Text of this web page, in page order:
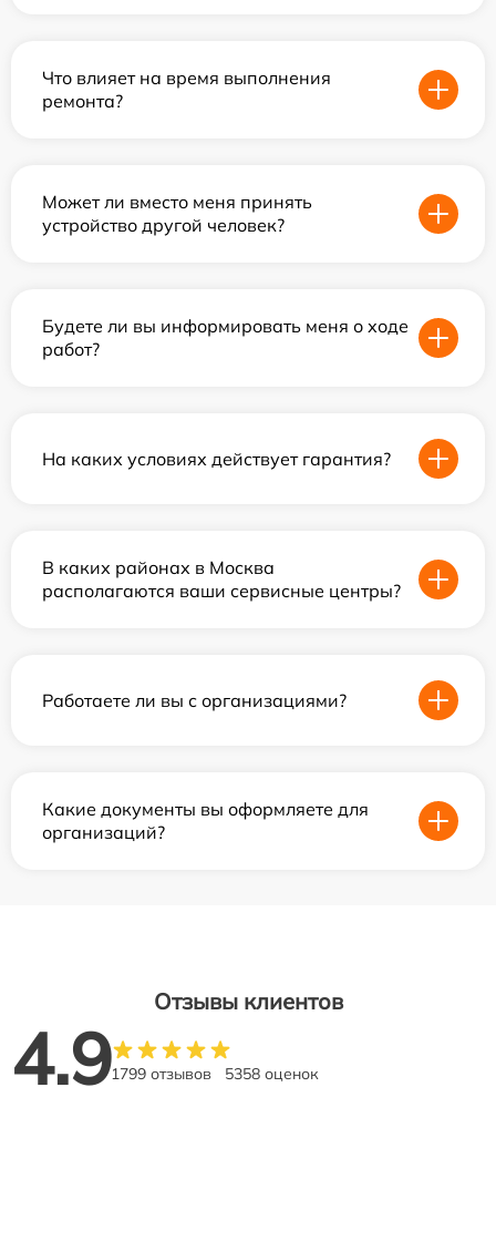
Что влияет на время выполнения
ремонта?
Может ли вместо меня принять
устройство другой человек?
Будете ли вы информировать меня о ходе
работ?
На каких условиях действует гарантия?
В каких районах в Москва
располагаются ваши сервисные центры?
Работаете ли вы с организациями?
Какие документы вы оформляете для
организаций?
Отзывы клиентов
4.91799 отзывов 5358 оценок